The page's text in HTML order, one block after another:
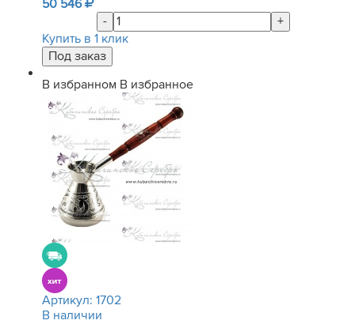
50 546
-
+
Купить в 1 клик
В избранном В избранное
Артикул: 1702
В наличии